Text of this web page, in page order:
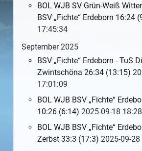
BOL WJB SV Grün-Weiß
BSV „Fichte“ Erdeborn 16:24
17:45:34
September 2025
BSV „Fichte“ Erdeborn - TuS
Zwintschöna 26:34 (13:15)
17:01:09
BOL WJB BSV „Fichte“
10:26 (6:14) 2025-09-18
BOL WJB BSV „Fichte“
Zerbst 33:3 (17:3) 2025-09-